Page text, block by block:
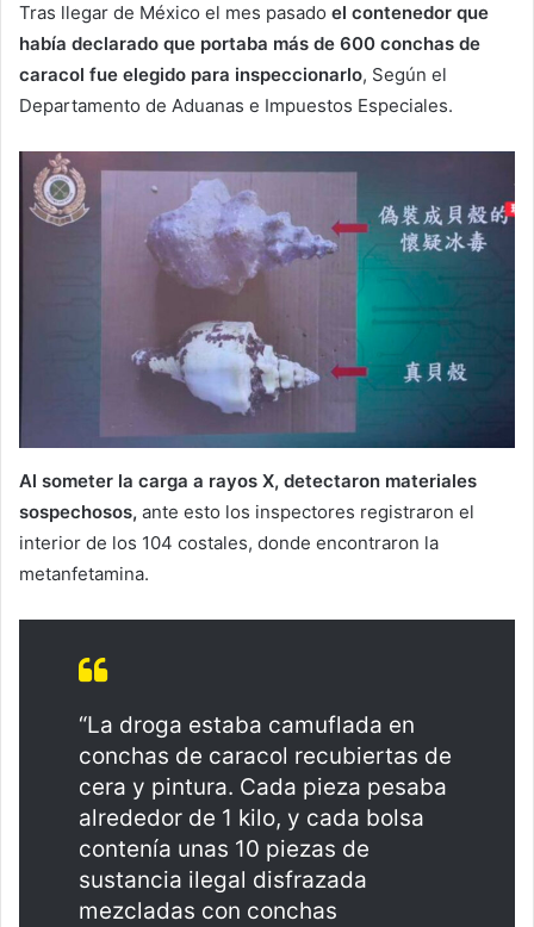
Tras llegar de México el mes pasado el contenedor que
había declarado que portaba más de 600 conchas de
caracol fue elegido para inspeccionarlo, Según el
Departamento de Aduanas e Impuestos Especiales.
Al someter la carga a rayos X, detectaron materiales
sospechosos, ante esto los inspectores registraron el
interior de los 104 costales, donde encontraron la
metanfetamina.
“La droga estaba camuflada en
conchas de caracol recubiertas de
cera y pintura. Cada pieza pesaba
alrededor de 1 kilo, y cada bolsa
contenía unas 10 piezas de
sustancia ilegal disfrazada
mezcladas con conchas